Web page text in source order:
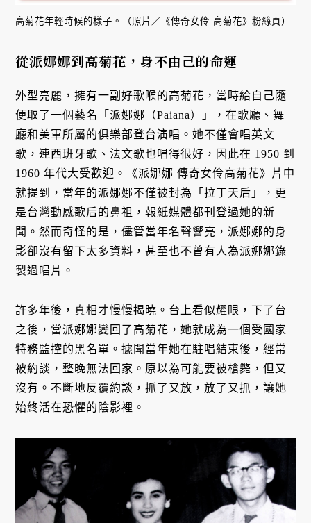
高菊花年輕時候的樣子。（照片／《傳奇女伶 高菊花》粉絲頁）
從派娜娜到高菊花，身不由己的命運
外型亮麗，擁有一副好歌喉的高菊花，當時給自己隨
便取了一個藝名「派娜娜（Paiana）」，在歌廳、舞
廳和美軍所屬的俱樂部登台演唱。她不僅會唱英文
歌，連西班牙歌、法文歌也唱得很好，因此在 1950 到
1960 年代大受歡迎。《派娜娜 傳奇女伶高菊花》片中
就提到，當年的派娜娜不僅被封為「拉丁天后」，更
是台灣動感歌后的鼻祖，報紙媒體都刊登過她的新
聞。然而奇怪的是，儘管當年名聲響亮，派娜娜的身
影卻沒有留下太多資料，甚至也不曾有人為派娜娜錄
製過唱片。
許多年後，真相才慢慢揭曉。台上看似耀眼，下了台
之後，當派娜娜變回了高菊花，她就成為一個受國家
特務監控的黑名單。據聞當年她在駐唱結束後，經常
被約談，整晚無法回家。原以為可能要被槍斃，但又
沒有。不斷地反覆約談，抓了又放，放了又抓，讓她
始終活在恐懼的陰影裡。